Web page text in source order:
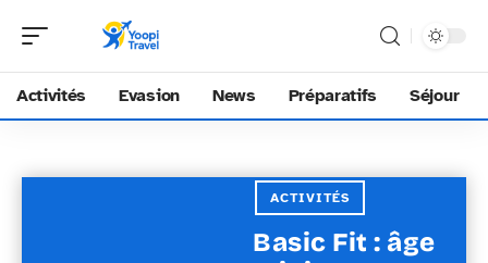
Activités Evasion News Préparatifs Séjour
ACTIVITÉS
Basic Fit : âge